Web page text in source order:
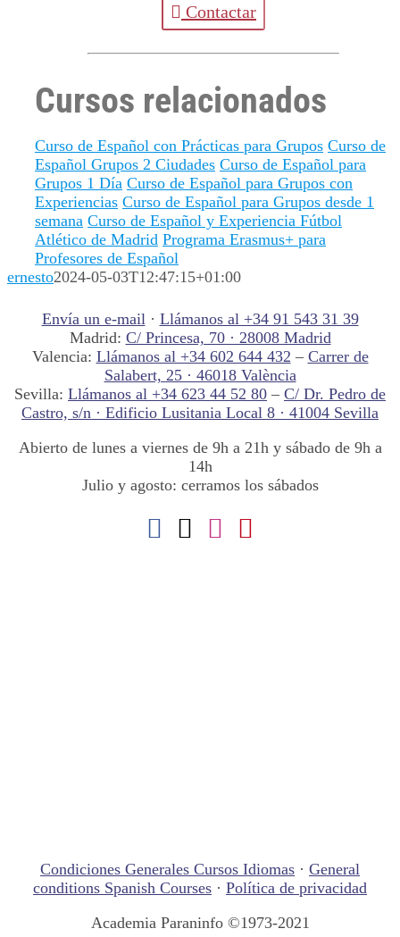
Contactar
Cursos relacionados
Curso de Español con Prácticas para Grupos Curso de
Español Grupos 2 Ciudades Curso de Español para
Grupos 1 Día Curso de Español para Grupos con
Experiencias Curso de Español para Grupos desde 1
semana Curso de Español y Experiencia Fútbol
Atlético de Madrid Programa Erasmus+ para
Profesores de Español
ernesto2024-05-03T12:47:15+01:00
Envía un e-mail · Llámanos al +34 91 543 31 39
Madrid: C/ Princesa, 70 · 28008 Madrid
Valencia: Llámanos al +34 602 644 432 – Carrer de
Salabert, 25 · 46018 València
Sevilla: Llámanos al +34 623 44 52 80 – C/ Dr. Pedro de
Castro, s/n · Edificio Lusitania Local 8 · 41004 Sevilla
Abierto de lunes a viernes de 9h a 21h y sábado de 9h a
14h
Julio y agosto: cerramos los sábados
Condiciones Generales Cursos Idiomas · General
conditions Spanish Courses · Política de privacidad
Academia Paraninfo ©1973-2021